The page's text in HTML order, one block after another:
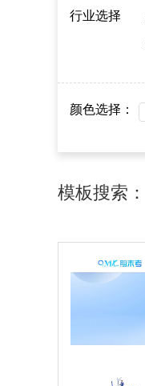
行业选择
颜色选择：
模板搜索：